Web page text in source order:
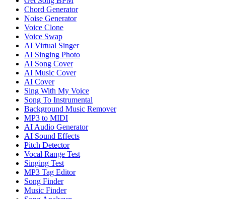
Chord Generator
Noise Generator
Voice Clone
Voice Swap
AI Virtual Singer
AI Singing Photo
AI Song Cover
AI Music Cover
AI Cover
Sing With My Voice
Song To Instrumental
Background Music Remover
MP3 to MIDI
AI Audio Generator
AI Sound Effects
Pitch Detector
Vocal Range Test
Singing Test
MP3 Tag Editor
Song Finder
Music Finder